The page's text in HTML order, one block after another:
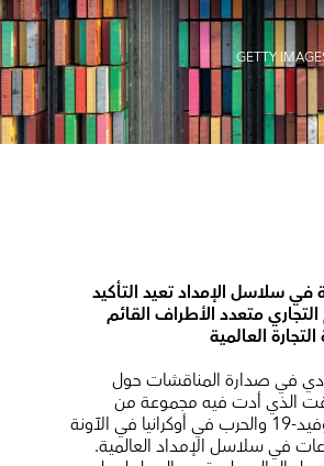
في سلاسل الإمداد تعيد التأكيد
متعدد الأطراف القائم
العالمية
في صدارة المناقشات حول
الذي أدت فيه مجموعة من
الأزمات – جائحة كوفيد-19 والحرب في أوكرانيا في الآونة
في سلاسل الإمداد العالمية.